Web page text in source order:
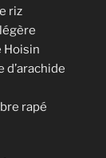
riz
Hoisin
d’arachide
rapé